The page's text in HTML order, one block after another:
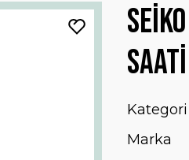
Saati
Kategori
Marka